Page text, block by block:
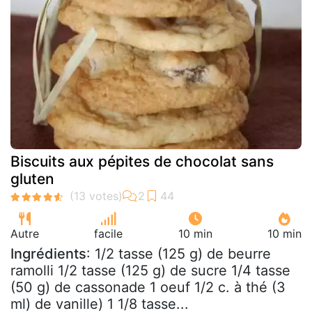
Biscuits aux pépites de chocolat sans
gluten
Autre facile 10 min 10 min
Ingrédients: 1/2 tasse (125 g) de beurre
ramolli 1/2 tasse (125 g) de sucre 1/4 tasse
(50 g) de cassonade 1 oeuf 1/2 c. à thé (3
ml) de vanille) 1 1/8 tasse...